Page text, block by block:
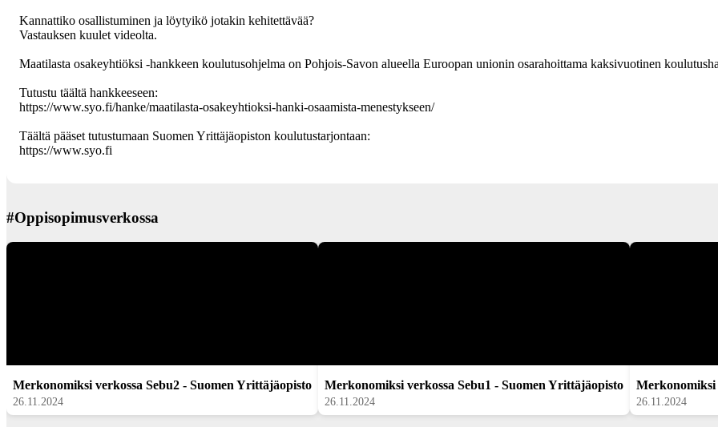
Kannattiko osallistuminen ja löytyikö jotakin kehitettävää?
Vastauksen kuulet videolta.
Maatilasta osakeyhtiöksi -hankkeen koulutusohjelma on Pohjois-Savon alueella Euroopan unionin osarahoittama kaksivuotinen
Tutustu täältä hankkeeseen:
https://www.syo.fi/hanke/maatilasta-osakeyhtioksi-hanki-osaamista-menestykseen/
Täältä pääset tutustumaan Suomen Yrittäjäopiston koulutustarjontaan:
https://www.syo.fi
#Oppisopimusverkossa
Merkonomiksi verkossa Sebu2 - Suomen Yrittäjäopisto
26.11.2024
Merkonomiksi verkossa Sebu1 - Suomen Yrittäjäopisto
26.11.2024
Merkonomiksi
26.11.2024